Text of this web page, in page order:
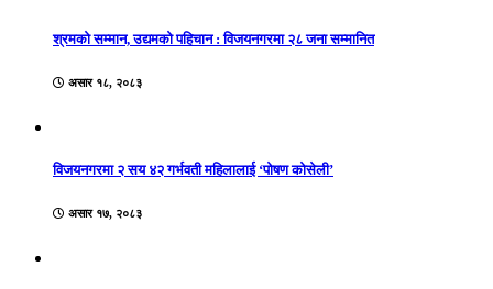
श्रमको सम्मान, उद्यमको पहिचान : विजयनगरमा २८ जना सम्मानित
असार १८, २०८३
विजयनगरमा २ सय ४२ गर्भवती महिलालाई ‘पोषण कोसेली’
असार १७, २०८३